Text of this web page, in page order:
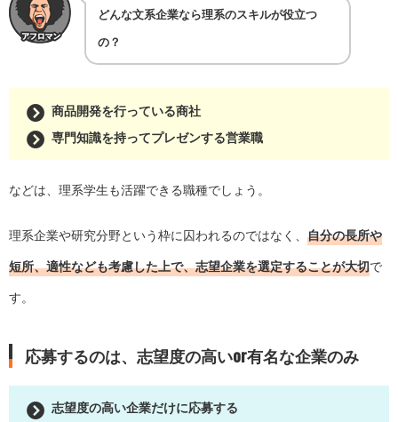
どんな文系企業なら理系のスキルが役立つ
の？
商品開発を行っている商社
専門知識を持ってプレゼンする営業職
などは、理系学生も活躍できる職種でしょう。
理系企業や研究分野という枠に囚われるのではなく、 自分の長所や
短所、適性なども考慮した上で、志望企業を選定することが大切で
す。
応募するのは、志望度の高いor有名な企業のみ
志望度の高い企業だけに応募する